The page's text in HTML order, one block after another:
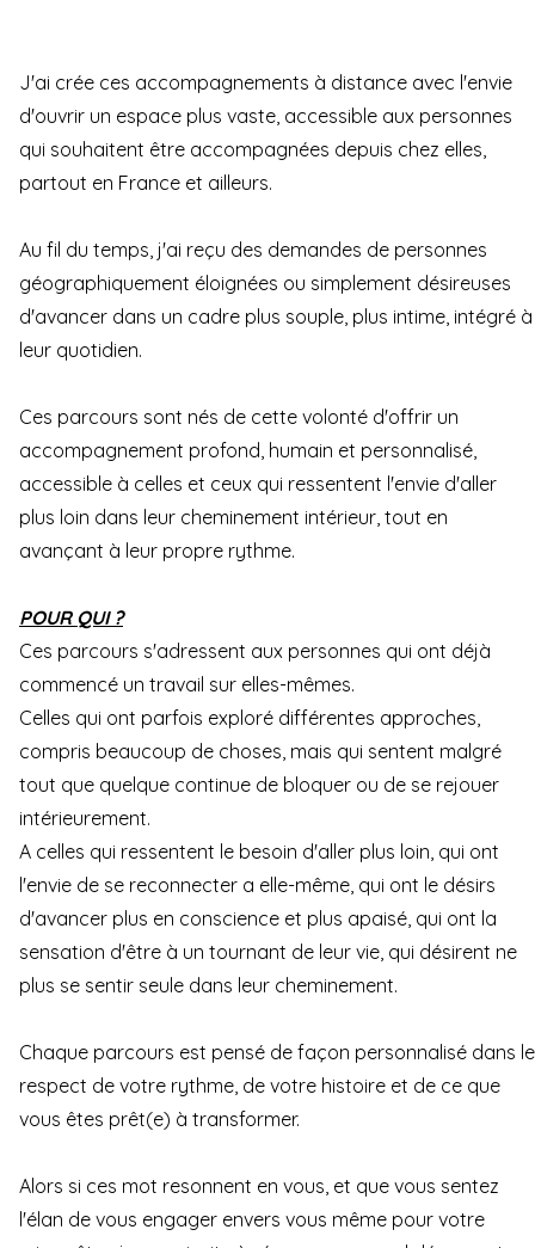
J'ai crée ces accompagnements à distance avec l'envie
d'ouvrir un espace plus vaste, accessible aux personnes
qui souhaitent être accompagnées depuis chez elles,
partout en France et ailleurs.
Au fil du temps, j'ai reçu des demandes de personnes
géographiquement éloignées ou simplement désireuses
d'avancer dans un cadre plus souple, plus intime, intégré à
leur quotidien.
Ces parcours sont nés de cette volonté d'offrir un
accompagnement profond, humain et personnalisé,
accessible à celles et ceux qui ressentent l'envie d'aller
plus loin dans leur cheminement intérieur, tout en
avançant à leur propre rythme.
POUR QUI ?
Ces parcours s'adressent aux personnes qui ont déjà
commencé un travail sur elles-mêmes.
Celles qui ont parfois exploré différentes approches,
compris beaucoup de choses, mais qui sentent malgré
tout que quelque continue de bloquer ou de se rejouer
intérieurement.
A celles qui ressentent le besoin d'aller plus loin, qui ont
l'envie de se reconnecter a elle-même, qui ont le désirs
d'avancer plus en conscience et plus apaisé, qui ont la
sensation d'être à un tournant de leur vie, qui désirent ne
plus se sentir seule dans leur cheminement.
Chaque parcours est pensé de façon personnalisé dans le
respect de votre rythme, de votre histoire et de ce que
vous êtes prêt(e) à transformer.
Alors si ces mot resonnent en vous, et que vous sentez
l'élan de vous engager envers vous même pour votre